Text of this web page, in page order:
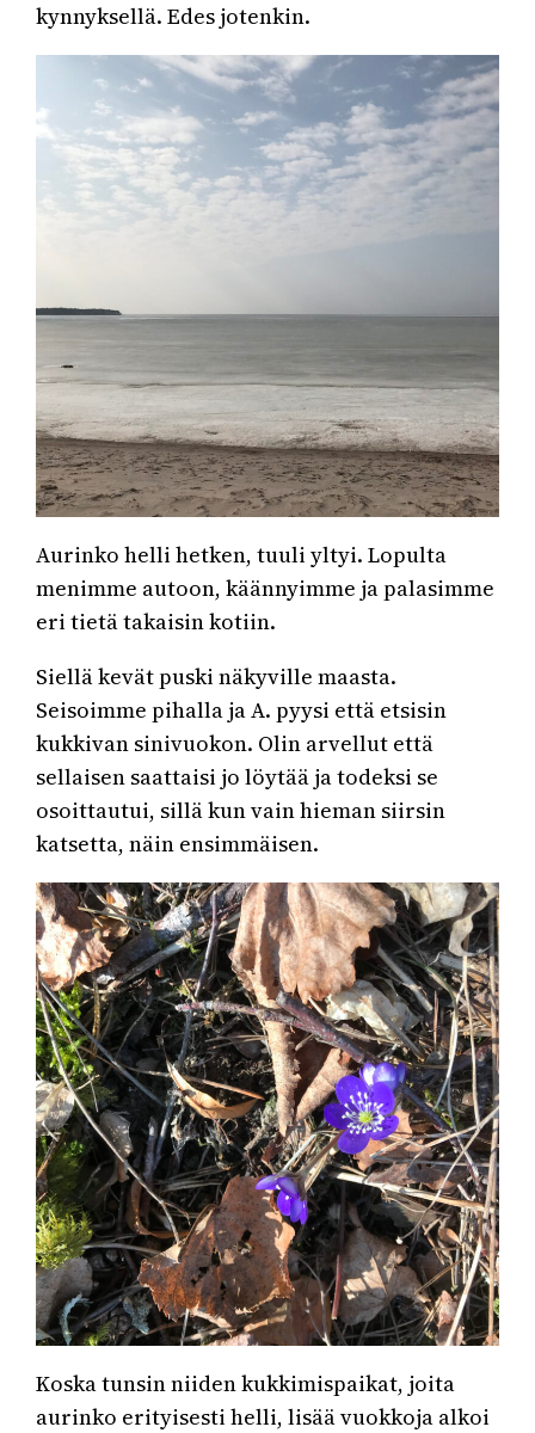
kynnyksellä. Edes jotenkin.
Aurinko helli hetken, tuuli yltyi. Lopulta
menimme autoon, käännyimme ja palasimme
eri tietä takaisin kotiin.
Siellä kevät puski näkyville maasta.
Seisoimme pihalla ja A. pyysi että etsisin
kukkivan sinivuokon. Olin arvellut että
sellaisen saattaisi jo löytää ja todeksi se
osoittautui, sillä kun vain hieman siirsin
katsetta, näin ensimmäisen.
Koska tunsin niiden kukkimispaikat, joita
aurinko erityisesti helli, lisää vuokkoja alkoi